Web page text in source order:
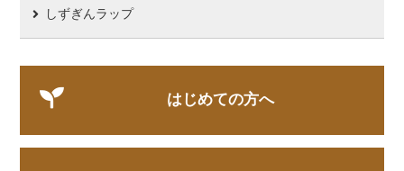
しずぎんラップ
はじめての方へ